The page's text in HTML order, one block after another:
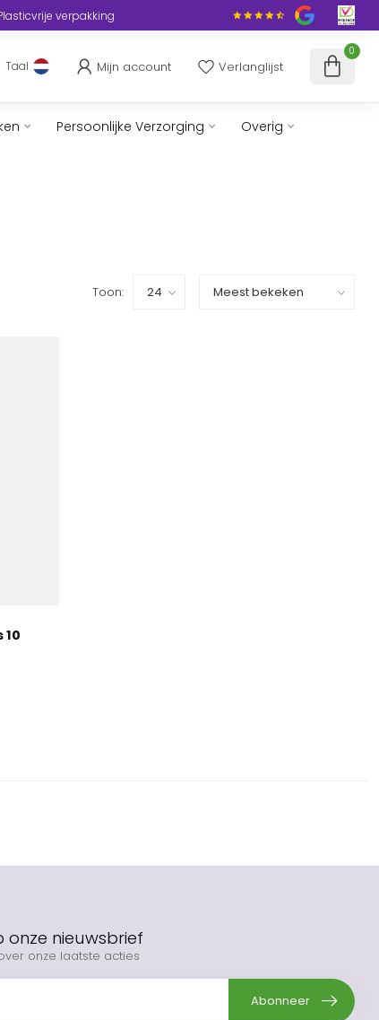
verpakking
Taal Mijn account Verlanglijst
0
Persoonlijke Verzorging Overig
Toon:
onze nieuwsbrief
onze laatste acties
Abonneer